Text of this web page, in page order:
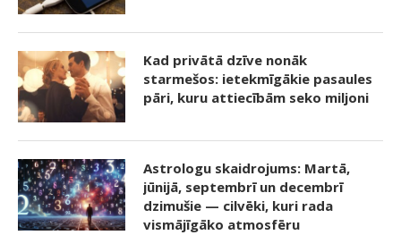
Kad privātā dzīve nonāk
starmešos: ietekmīgākie pasaules
pāri, kuru attiecībām seko miljoni
Astrologu skaidrojums: Martā,
jūnijā, septembrī un decembrī
dzimušie — cilvēki, kuri rada
vismājīgāko atmosfēru